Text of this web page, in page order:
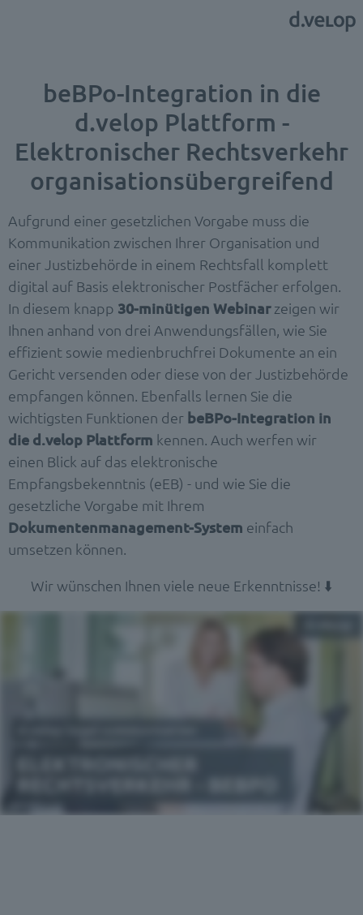
beBPo-Integration in die
d.velop Plattform -
Elektronischer Rechtsverkehr
organisationsübergreifend
Aufgrund einer gesetzlichen Vorgabe muss die
Kommunikation zwischen Ihrer Organisation und
einer Justizbehörde in einem Rechtsfall komplett
digital auf Basis elektronischer Postfächer erfolgen.
In diesem knapp 30-minütigen Webinarzeigen wir
Ihnen anhand von drei Anwendungsfällen, wie Sie
effizient sowie medienbruchfrei Dokumente an ein
Gericht versenden oder diese von der Justizbehörde
empfangen können. Ebenfalls lernen Sie die
wichtigsten Funktionen der beBPo-Integration in
die d.velop Plattform kennen. Auch werfen wir
einen Blick auf das elektronische
Empfangsbekenntnis (eEB) - und wie Sie die
gesetzliche Vorgabe mit Ihrem
Dokumentenmanagement-System einfach
umsetzen können.
Wir wünschen Ihnen viele neue Erkenntnisse! ⬇️